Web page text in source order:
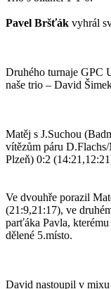
Pavel Bršťák vyhrál
Druhého turnaje GPC
naše trio – David
Matěj s J.Suchou
vítězům páru
Plzeň) 0:2
Ve dvouhře porazil
(21:9,21:17), ve
parťáka Pavla,
dělené 5.místo.
David nastoupil v